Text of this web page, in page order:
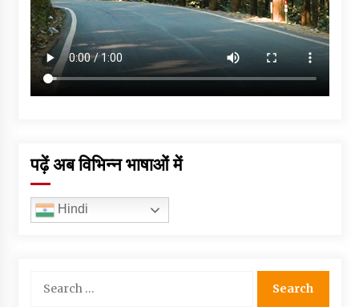
पढ़ें अब विभिन्न भाषाओं में
Hindi
for: